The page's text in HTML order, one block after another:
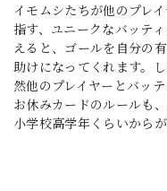
イモムシたちが他のプレ
指す、ユニークなバッテ
えると、ゴールを自分の
助けになってくれます。
然他のプレイヤーとバッ
お休みカードのルールも
小学校高学年くらいから